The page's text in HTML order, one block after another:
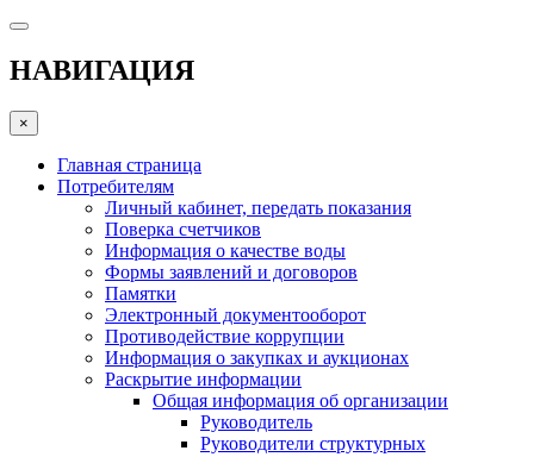
НАВИГАЦИЯ
×
Главная страница
Потребителям
Личный кабинет, передать показания
Поверка счетчиков
Информация о качестве воды
Формы заявлений и договоров
Памятки
Электронный документооборот
Противодействие коррупции
Информация о закупках и аукционах
Раскрытие информации
Общая информация об организации
Руководитель
Руководители структурных